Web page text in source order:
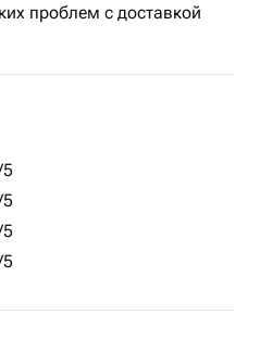
проблем с доставкой